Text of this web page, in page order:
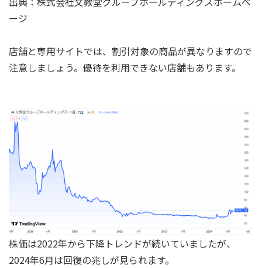
ージ
店舗と専用サイトでは、割引対象の商品が異なりますので
注意しましょう。優待を利用できない店舗もあります。
株価は2022年から下降トレンドが続いていましたが、
2024年6月は回復の兆しが見られます。